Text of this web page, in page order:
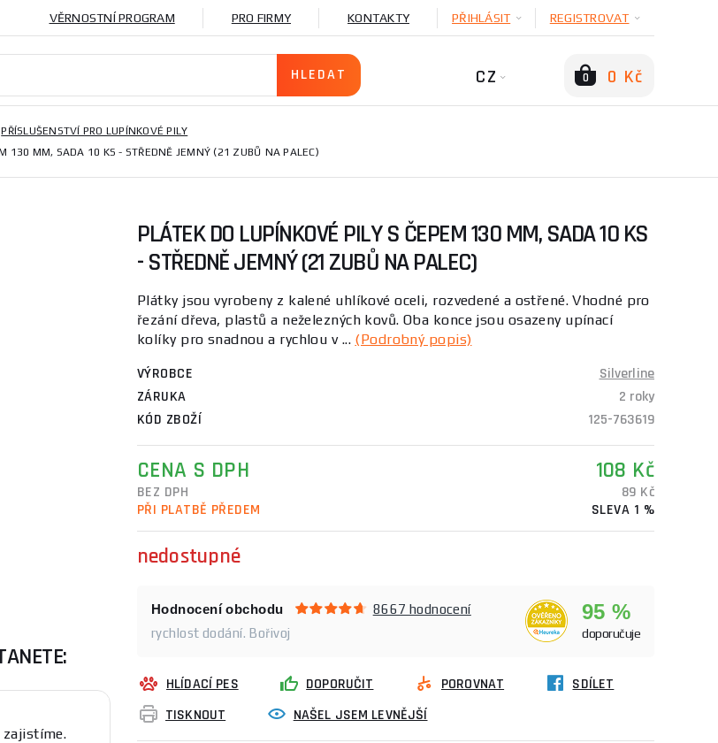
VĚRNOSTNÍ PROGRAM PRO FIRMY KONTAKTY PŘIHLÁSIT REGISTROVAT
CZ 0 0 Kč
PŘÍSLUŠENSTVÍ PRO LUPÍNKOVÉ PILY
130 MM, SADA 10 KS - STŘEDNĚ JEMNÝ (21 ZUBŮ NA PALEC)
PLÁTEK DO LUPÍNKOVÉ PILY S ČEPEM 130 MM, SADA 10 KS
- STŘEDNĚ JEMNÝ (21 ZUBŮ NA PALEC)
Plátky jsou vyrobeny z kalené uhlíkové oceli, rozvedené a ostřené. Vhodné pro
řezání dřeva, plastů a neželezných kovů. Oba konce jsou osazeny upínací
kolíky pro snadnou a rychlou v ... (Podrobný popis)
VÝROBCE
Silverline
ZÁRUKA
2 roky
KÓD ZBOŽÍ
125-763619
CENA S DPH 108 Kč
BEZ DPH
89 Kč
PŘI PLATBĚ PŘEDEM
SLEVA 1 %
nedostupné
Hodnocení obchodu
8667 hodnocení
rychlost dodání. Bořivoj
95 %
doporučuje
HLÍDACÍ PES DOPORUČIT POROVNAT
SDÍLET
TISKNOUT
NAŠEL JSEM LEVNĚJŠÍ